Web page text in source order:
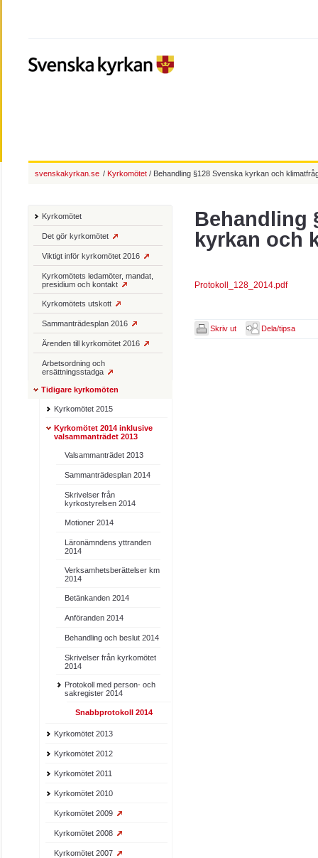
Behandling
kyrkan och
Protokoll_128_2014.pdf
Skriv ut Dela/tipsa
Kyrkomötet
Det gör kyrkomötet
Viktigt inför kyrkomötet 2016
Kyrkomötets ledamöter, mandat,
presidium och kontakt
Kyrkomötets utskott
Sammanträdesplan 2016
Ärenden till kyrkomötet 2016
Arbetsordning och
ersättningsstadga
Tidigare kyrkomöten
Kyrkomötet 2015
Kyrkomötet 2014 inklusive
valsammanträdet 2013
Valsammanträdet 2013
Sammanträdesplan 2014
Skrivelser från
kyrkostyrelsen 2014
Motioner 2014
Läronämndens yttranden
2014
Verksamhetsberättelser km
2014
Betänkanden 2014
Anföranden 2014
Behandling och beslut 2014
Skrivelser från kyrkomötet
2014
Protokoll med person- och
sakregister 2014
Snabbprotokoll 2014
Kyrkomötet 2013
Kyrkomötet 2012
Kyrkomötet 2011
Kyrkomötet 2010
Kyrkomötet 2009
Kyrkomötet 2008
Kyrkomötet 2007
svenskakyrkan.se / Kyrkomötet / Behandling §128 Svenska kyrkan och